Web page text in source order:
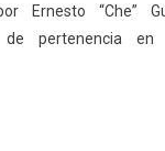
Ernesto “Che”
de pertenencia en